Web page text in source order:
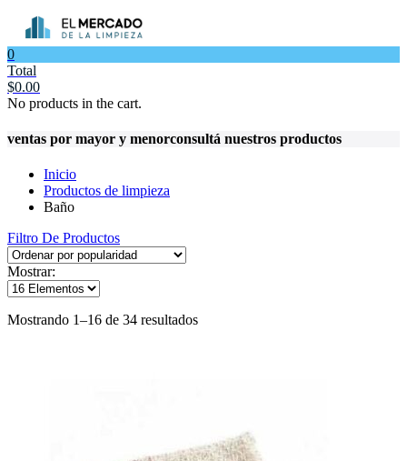
0
Total
$0.00
No products in the cart.
ventas por mayor y menorconsultá nuestros productos
Inicio
Productos de limpieza
Baño
Filtro De Productos
Mostrar:
Mostrando 1–16 de 34 resultadosOrdenado